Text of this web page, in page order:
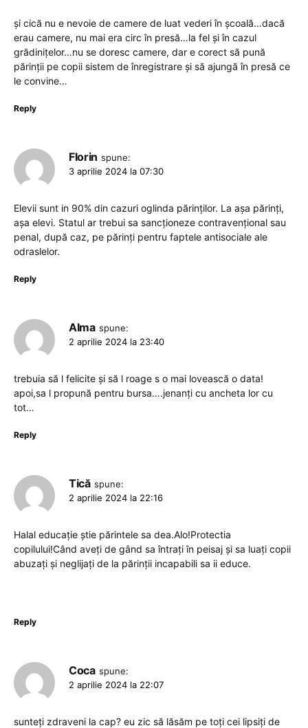
și cică nu e nevoie de camere de luat vederi în școală…dacă
erau camere, nu mai era circ în presă…la fel și în cazul
grădinițelor…nu se doresc camere, dar e corect să pună
părinții pe copii sistem de înregistrare și să ajungă în presă ce
le convine…
Reply
Florin spune:
3 aprilie 2024 la 07:30
Elevii sunt in 90% din cazuri oglinda părinților. La așa părinți,
așa elevi. Statul ar trebui sa sancționeze contravențional sau
penal, după caz, pe părinți pentru faptele antisociale ale
odraslelor.
Reply
Alma spune:
2 aprilie 2024 la 23:40
trebuia să l felicite și să l roage s o mai lovească o data!
apoi,sa l propună pentru bursa….jenanți cu ancheta lor cu
tot…
Reply
Tică spune:
2 aprilie 2024 la 22:16
Halal educație știe părintele sa dea.Alo!Protectia
copilului!Când aveți de gând sa întrați în peisaj și sa luați copii
abuzați și neglijați de la părinții incapabili sa ii educe.
Reply
Coca spune:
2 aprilie 2024 la 22:07
sunteți zdraveni la cap? eu zic să lăsăm pe toți cei lipsiți de